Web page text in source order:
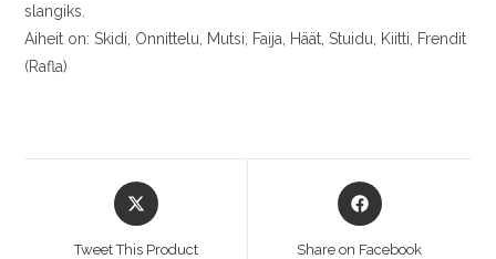
slangiks.
Aiheit on: Skidi, Onnittelu, Mutsi, Faija, Häät, Stuidu, Kiitti, Frendit
(Rafla)
Tweet This Product Share on Facebook